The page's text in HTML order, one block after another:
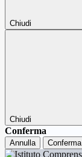
Chiudi
Chiudi
Conferma
Annulla Conferma